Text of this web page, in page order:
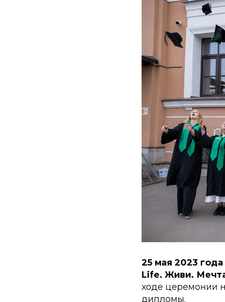
25 мая 2023 года
Life. Живи.
ходе церемонии
дипломы.